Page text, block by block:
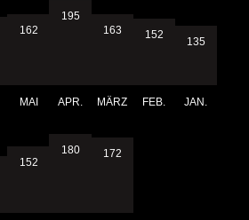
162
MAI
195
APR.
163
MÄRZ
152
FEB.
135
JAN.
152
180 172